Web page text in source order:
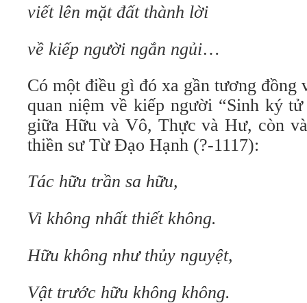
viết lên mặt đất thành lời
về kiếp người ngắn ngủi…
Có một điều gì đó xa gần tương đồng
quan niệm về kiếp người “Sinh ký
giữa Hữu và Vô, Thực và Hư, còn
thiền sư Từ Đạo Hạnh (?-1117):
Tác hữu trần sa hữu,
Vi không nhất thiết không.
Hữu không như thủy nguyệt,
Vật trước hữu không không.